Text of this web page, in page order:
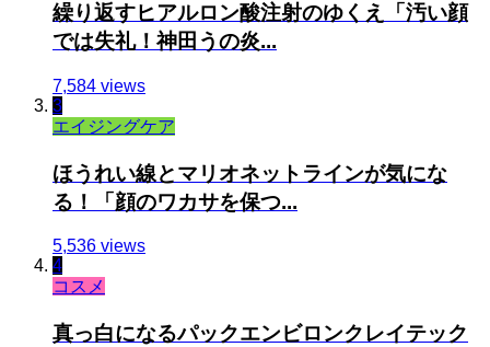
繰り返すヒアルロン酸注射のゆくえ「汚い顔
では失礼！神田うの炎...
7,584 views
3
エイジングケア
ほうれい線とマリオネットラインが気にな
る！「顔のワカサを保つ...
5,536 views
4
コスメ
真っ白になるパックエンビロンクレイテック